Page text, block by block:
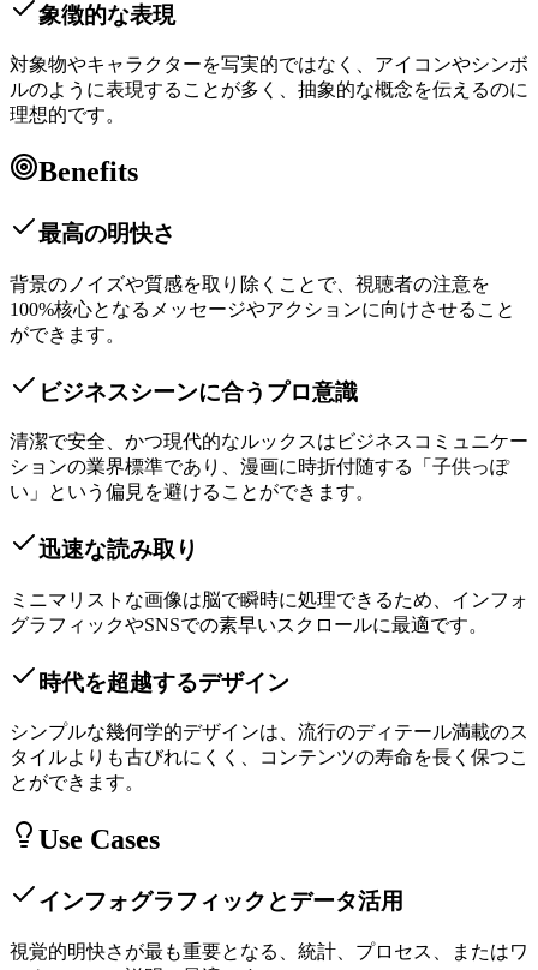
象徴的な表現
対象物やキャラクターを写実的ではなく、アイコンやシンボ
ルのように表現することが多く、抽象的な概念を伝えるのに
理想的です。
Benefits
最高の明快さ
背景のノイズや質感を取り除くことで、視聴者の注意を
100%核心となるメッセージやアクションに向けさせること
ができます。
ビジネスシーンに合うプロ意識
清潔で安全、かつ現代的なルックスはビジネスコミュニケー
ションの業界標準であり、漫画に時折付随する「子供っぽ
い」という偏見を避けることができます。
迅速な読み取り
ミニマリストな画像は脳で瞬時に処理できるため、インフォ
グラフィックやSNSでの素早いスクロールに最適です。
時代を超越するデザイン
シンプルな幾何学的デザインは、流行のディテール満載のス
タイルよりも古びれにくく、コンテンツの寿命を長く保つこ
とができます。
Use Cases
インフォグラフィックとデータ活用
視覚的明快さが最も重要となる、統計、プロセス、またはワ